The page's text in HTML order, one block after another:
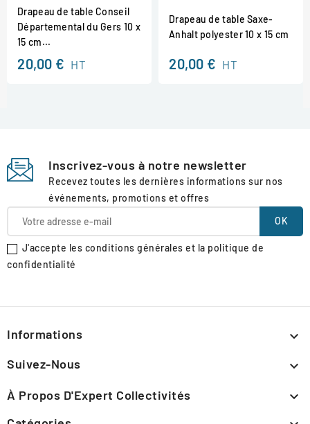
Drapeau de table Conseil
Départemental du Gers 10 x
15 cm...
20,00 € HT
Drapeau de table Saxe-
Anhalt polyester 10 x 15 cm
20,00 € HT
Inscrivez-vous à notre newsletter
Recevez toutes les dernières informations sur nos
événements, promotions et offres
J'accepte les conditions générales et la politique de
confidentialité
Informations 
Suivez-Nous 
À Propos D'Expert Collectivités 